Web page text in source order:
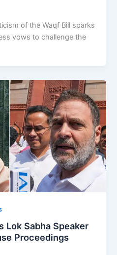
of the Waqf Bill sparks
vows to challenge the
Lok Sabha Speaker
Proceedings